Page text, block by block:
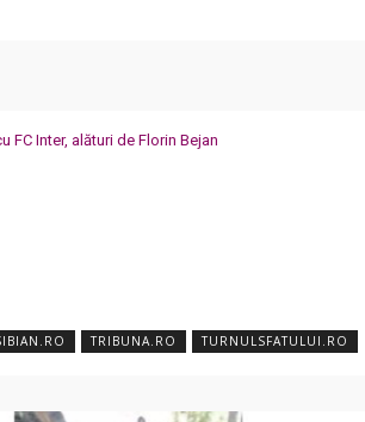
Inter, alături de Florin Bejan
TRIBUNA.RO TURNULSFATULUI.RO